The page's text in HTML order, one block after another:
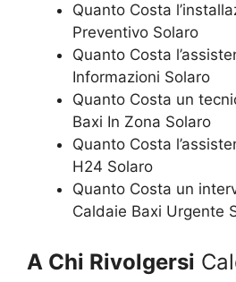
Quanto Costa
Preventivo Solaro
Quanto Costa
Informazioni Solaro
Quanto Costa un
Baxi In Zona Solaro
Quanto Costa
H24 Solaro
Quanto Costa un
Caldaie Baxi Urgente
A Chi Rivolgersi